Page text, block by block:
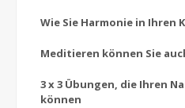
Wie Sie Harmonie in Ihren
Meditieren können Sie
3 x 3 Übungen, die Ihren
können